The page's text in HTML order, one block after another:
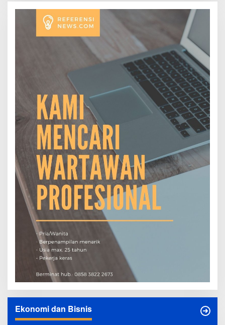
Ekonomi dan Bisnis